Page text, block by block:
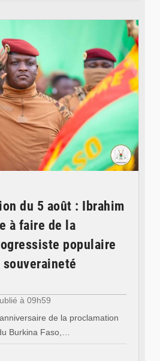
du 5 août : Ibrahim
à faire de la
populaire
souveraineté
à 09h59
de la proclamation
Burkina Faso,…